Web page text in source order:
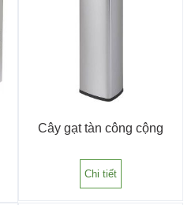
Cây gạt tàn công cộng
Chi tiết